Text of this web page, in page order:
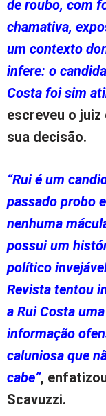
de roubo, com
chamativa,
um contexto
infere: o
Costa foi sim
escreveu o juiz
sua decisão.
“Rui é um
passado probo
nenhuma
possui um
político
Revista tentou
a Rui Costa uma
informação
caluniosa que
cabe”,
Scavuzzi.